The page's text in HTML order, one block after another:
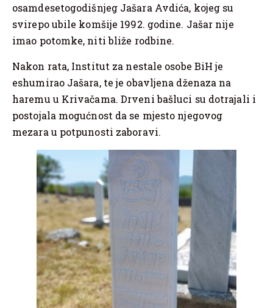
osamdesetogodišnjeg Jašara Avdića, kojeg su
svirepo ubile komšije 1992. godine. Jašar nije
imao potomke, niti bliže rodbine.
Nakon rata, Institut za nestale osobe BiH je
eshumirao Jašara, te je obavljena dženaza na
haremu u Krivačama. Drveni bašluci su dotrajali i
postojala mogućnost da se mjesto njegovog
mezara u potpunosti zaboravi.